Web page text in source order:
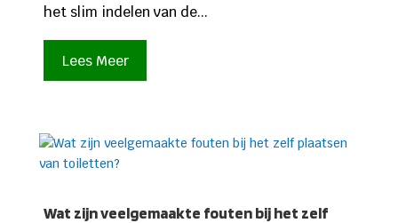
het slim indelen van de...
Lees Meer
Wat zijn veelgemaakte fouten bij het zelf